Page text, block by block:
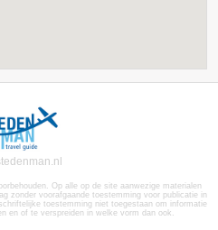
Op alle op de site aanwezige materialen
zonder voorafgaande toestemming voor publicatie in
toestemming niet toegestaan om informatie
en of te verspreiden in welke vorm dan ook.